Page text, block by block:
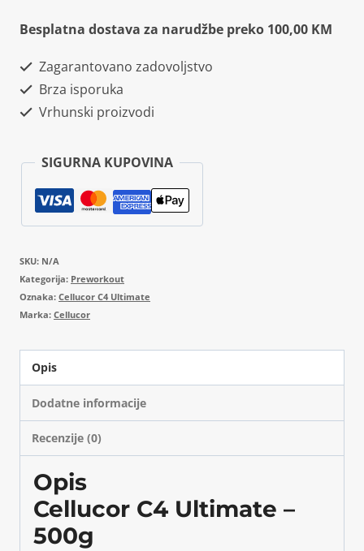
Ultimate
količina
Besplatna dostava za narudžbe preko 100,00 KM
Zagarantovano zadovoljstvo
Brza isporuka
Vrhunski proizvodi
SIGURNA KUPOVINA
SKU: N/A
Kategorija: Preworkout
Oznaka: Cellucor C4 Ultimate
Marka: Cellucor
Opis
Dodatne informacije
Recenzije (0)
Opis
Cellucor C4 Ultimate –
500g